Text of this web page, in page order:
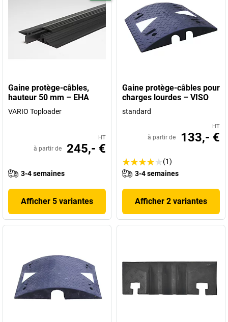
Gaine protège-câbles,
hauteur 50 mm – EHA
VARIO Toploader
HT
à partir de 245,- €
3-4 semaines
Afficher 5 variantes
Gaine protège-câbles pour
charges lourdes – VISO
standard
HT
à partir de 133,- €
(1)
3-4 semaines
Afficher 2 variantes